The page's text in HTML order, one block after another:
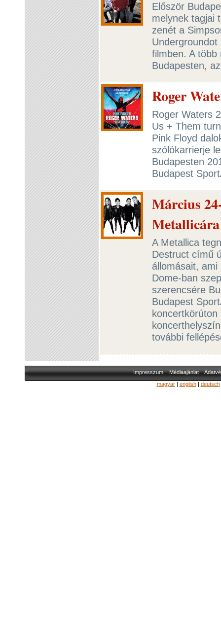
Először
melynek tagjai
zenét a
filmben. A több
Budapesten,
Roger
Roger Waters
Us + Them
Pink Floyd
szólókarrierje
Budapesten
Budapest
Március
Metallicára
A Metallica
Destruct című
állomásait,
Dome-ban
szerencsére
Budapest
koncertkörúton
további
Impresszum Médiaajánlat
magyar| english| deutsch